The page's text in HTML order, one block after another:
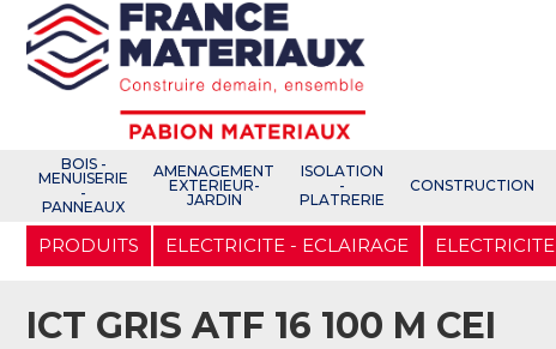
Aller
contenu
BOIS -
MENUISERIE
-
PANNEAUX
AMENAGEMENT
EXTERIEUR-
JARDIN
ISOLATION
-
PLATRERIE
CONSTRUCTION
PRODUITS ELECTRICITE - ECLAIRAGE ELECTRICITE
ICT GRIS ATF 16 100 M CEI